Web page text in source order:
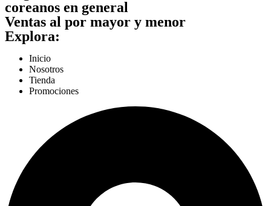
coreanos en general
Ventas al por mayor y menor
Explora:
Inicio
Nosotros
Tienda
Promociones